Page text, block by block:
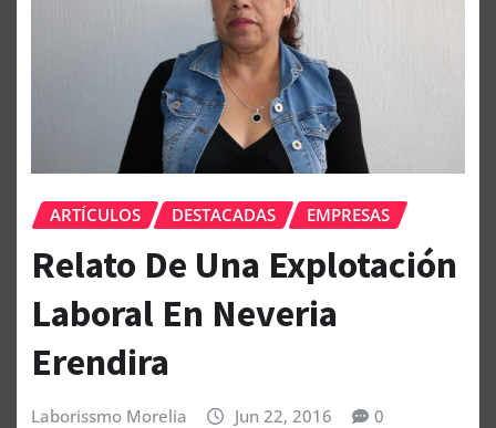
ARTÍCULOS DESTACADAS EMPRESAS
Relato De Una Explotación
Laboral En Neveria
Erendira
Laborissmo Morelia Jun 22, 2016 0